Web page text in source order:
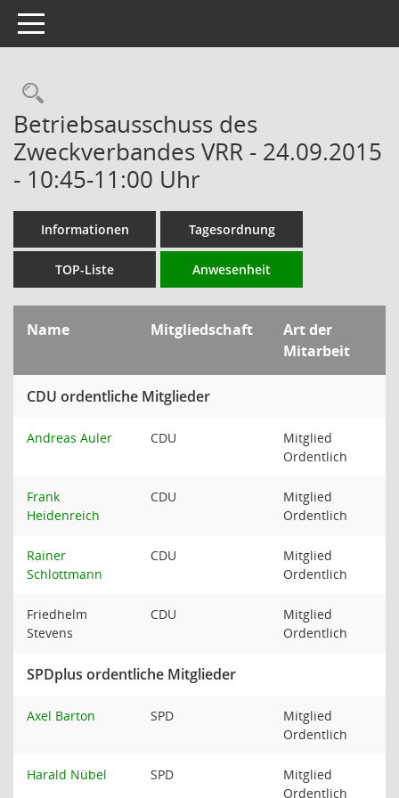
Toggle navigation
Rechercheauswahl
Betriebsausschuss des
Zweckverbandes VRR - 24.09.2015
- 10:45-11:00 Uhr
Informationen Tagesordnung
TOP-Liste Anwesenheit
Name Mitgliedschaft
Art der
Mitarbeit
CDU ordentliche Mitglieder
Andreas Auler CDU
Mitglied
Ordentlich
Frank
Heidenreich
CDU
Mitglied
Ordentlich
Rainer
Schlottmann
CDU
Mitglied
Ordentlich
Friedhelm
Stevens
CDU
Mitglied
Ordentlich
SPDplus ordentliche Mitglieder
Axel Barton SPD
Mitglied
Ordentlich
Harald Nübel SPD
Mitglied
Ordentlich